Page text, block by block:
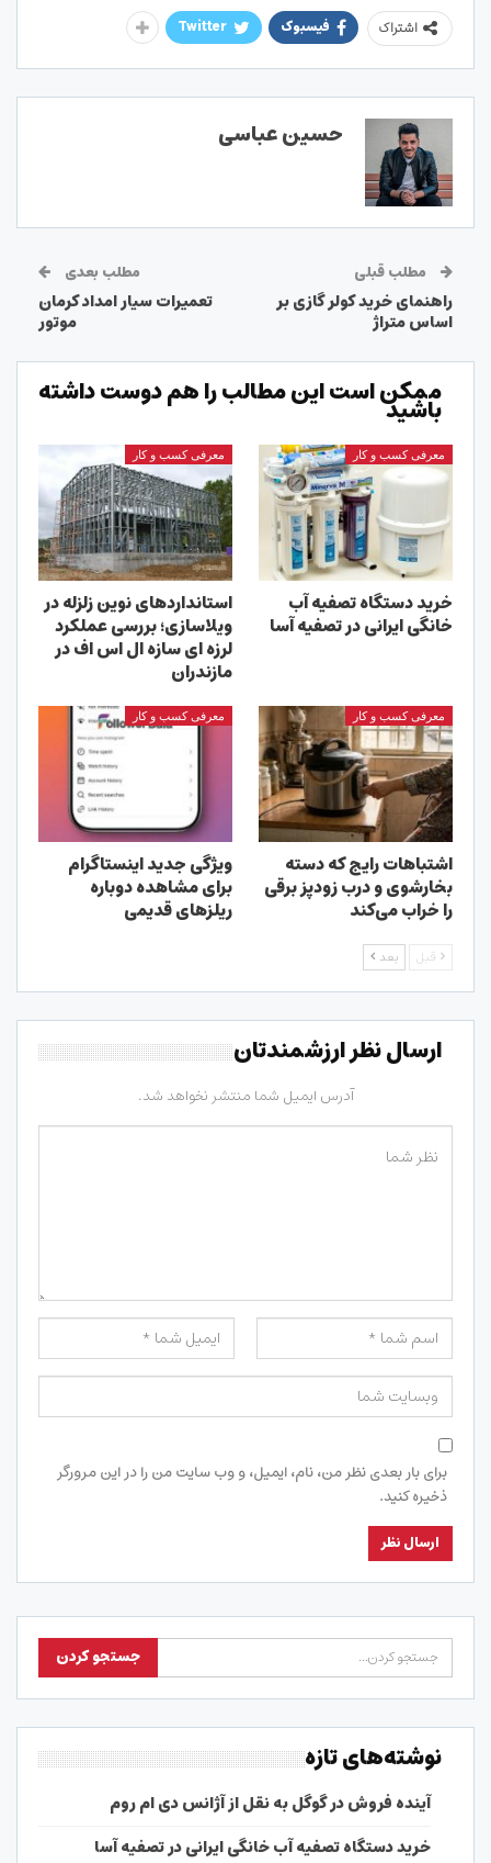
اشتراک فیسبوک Twitter
حسین عباسی
مطلب قبلی
راهنمای خرید کولر گازی بر
اساس متراژ
مطلب بعدی
تعمیرات سیار امداد کرمان
موتور
ممکن است این مطالب را هم دوست داشته
باشید
معرفی کسب و کار
خرید دستگاه تصفیه آب
خانگی ایرانی در تصفیه آسا
معرفی کسب و کار
استانداردهای نوین زلزله در
ویلاسازی؛ بررسی عملکرد
لرزه ای سازه ال اس اف در
مازندران
معرفی کسب و کار
اشتباهات رایج که دسته
بخارشوی و درب زودپز برقی
را خراب می‌کند
معرفی کسب و کار
ویژگی جدید اینستاگرام
برای مشاهده دوباره
ریلزهای قدیمی
قبل بعد
ارسال نظر ارزشمندتان
آدرس ایمیل شما منتشر نخواهد شد.
برای بار بعدی نظر من، نام، ایمیل، و وب سایت من را در این مرورگر
ذخیره کنید.
نوشته‌های تازه
آینده فروش در گوگل به نقل از آژانس دی ام روم
خرید دستگاه تصفیه آب خانگی ایرانی در تصفیه آسا